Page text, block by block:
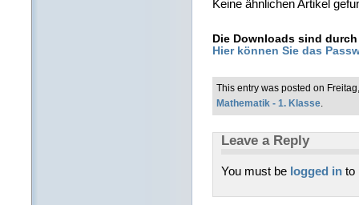
Keine ähnlichen Artikel
Die Downloads sind
Hier können Sie das
This entry was posted on
Mathematik - 1. Klasse.
Leave a Reply
You must be logged in to